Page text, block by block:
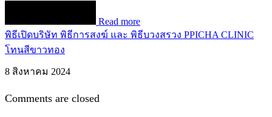
Read more
พิธีเปิดบริษัท พิธีการสงฆ์ และ พิธีบวงสรวง PPICHA CLINIC
โทนสีขาวทอง
8 สิงหาคม 2024
Comments are closed